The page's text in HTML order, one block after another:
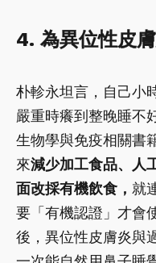
4. 為異位性皮
朴軫永坦言，自己小
嚴重時癢到整晚睡不
生物學與免疫相關書
來減少加工食品、人
面改採有機飲食， 就
要「有機認證」才會
後，異位性皮膚炎與